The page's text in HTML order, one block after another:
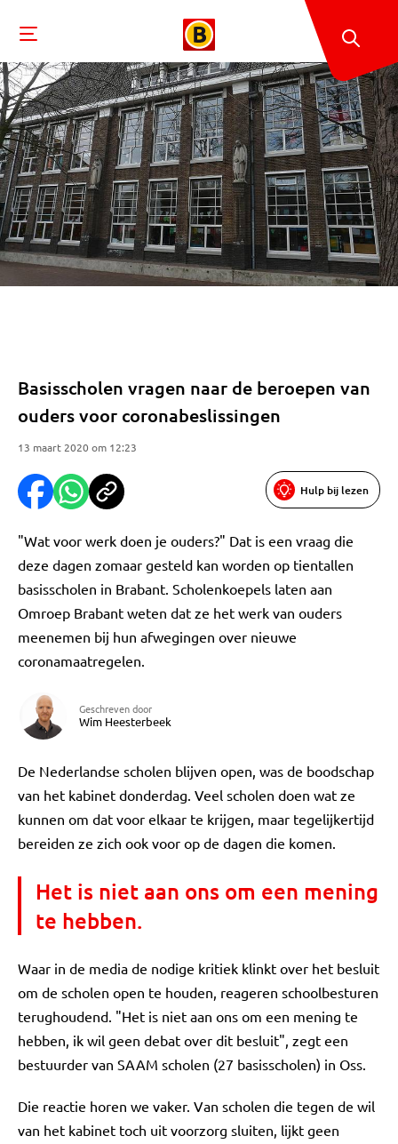
Basisscholen vragen naar de beroepen van
ouders voor coronabeslissingen
13 maart 2020 om 12:23
Hulp bij lezen
"Wat voor werk doen je ouders?" Dat is een vraag die
deze dagen zomaar gesteld kan worden op tientallen
basisscholen in Brabant. Scholenkoepels laten aan
Omroep Brabant weten dat ze het werk van ouders
meenemen bij hun afwegingen over nieuwe
coronamaatregelen.
Geschreven door
Wim Heesterbeek
De Nederlandse scholen blijven open, was de boodschap
van het kabinet donderdag. Veel scholen doen wat ze
kunnen om dat voor elkaar te krijgen, maar tegelijkertijd
bereiden ze zich ook voor op de dagen die komen.
Het is niet aan ons om een mening
te hebben.
Waar in de media de nodige kritiek klinkt over het besluit
om de scholen open te houden, reageren schoolbesturen
terughoudend. "Het is niet aan ons om een mening te
hebben, ik wil geen debat over dit besluit", zegt een
bestuurder van SAAM scholen (27 basisscholen) in Oss.
Die reactie horen we vaker. Van scholen die tegen de wil
van het kabinet toch uit voorzorg sluiten, lijkt geen